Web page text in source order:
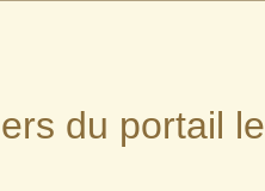
du portail